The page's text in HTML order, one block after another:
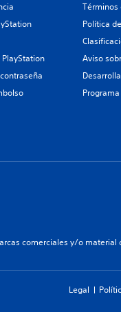
Términos
Política
Aviso
comerciales y/o material
Legal